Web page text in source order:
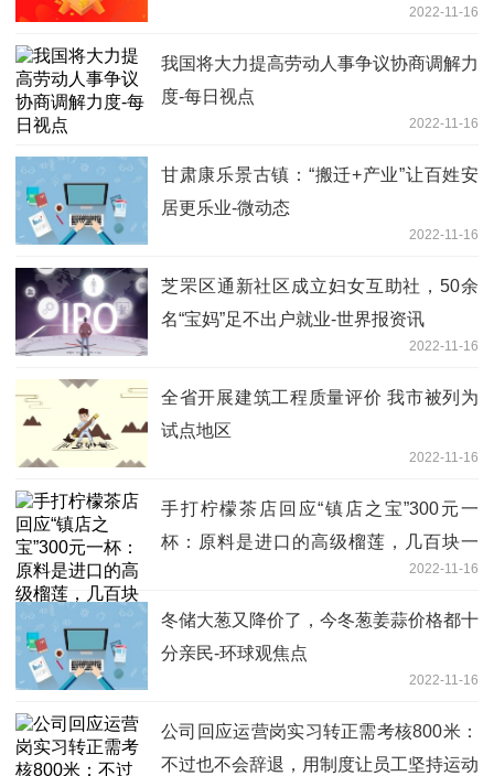
2022-11-16
我国将大力提高劳动人事争议协商调解力
度-每日视点
2022-11-16
甘肃康乐景古镇：“搬迁+产业”让百姓安
居更乐业-微动态
2022-11-16
芝罘区通新社区成立妇女互助社，50余
名“宝妈”足不出户就业-世界报资讯
2022-11-16
全省开展建筑工程质量评价 我市被列为
试点地区
2022-11-16
手打柠檬茶店回应“镇店之宝”300元一
杯：原料是进口的高级榴莲，几百块一
2022-11-16
冬储大葱又降价了，今冬葱姜蒜价格都十
分亲民-环球观焦点
2022-11-16
公司回应运营岗实习转正需考核800米：
不过也不会辞退，用制度让员工坚持运动